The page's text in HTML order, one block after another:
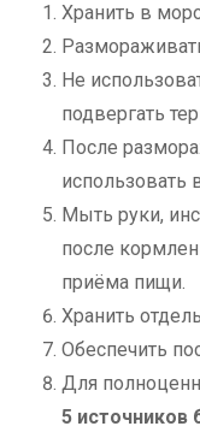
Хранить в
Не
подвергать
После
использовать
Мыть руки,
после
приёма пищи.
Хранить
Обеспечить
Для
5 источников